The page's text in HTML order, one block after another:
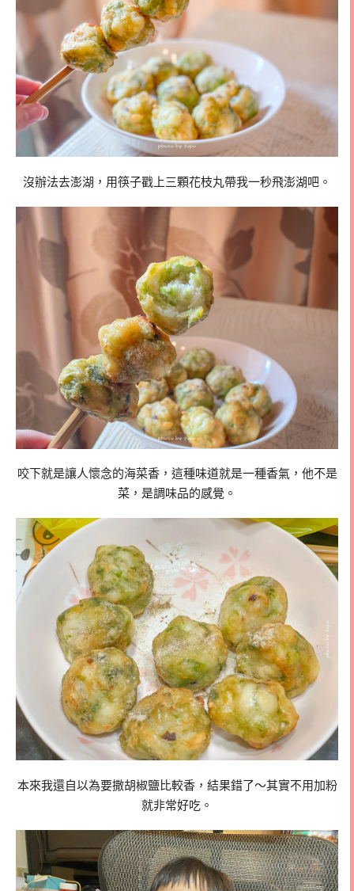
沒辦法去澎湖，用筷子戳上三顆花枝丸帶我一秒飛澎湖吧。
咬下就是讓人懷念的海菜香，這種味道就是一種香氣，他不是
菜，是調味品的感覺。
本來我還自以為要撒胡椒鹽比較香，結果錯了～其實不用加粉
就非常好吃。